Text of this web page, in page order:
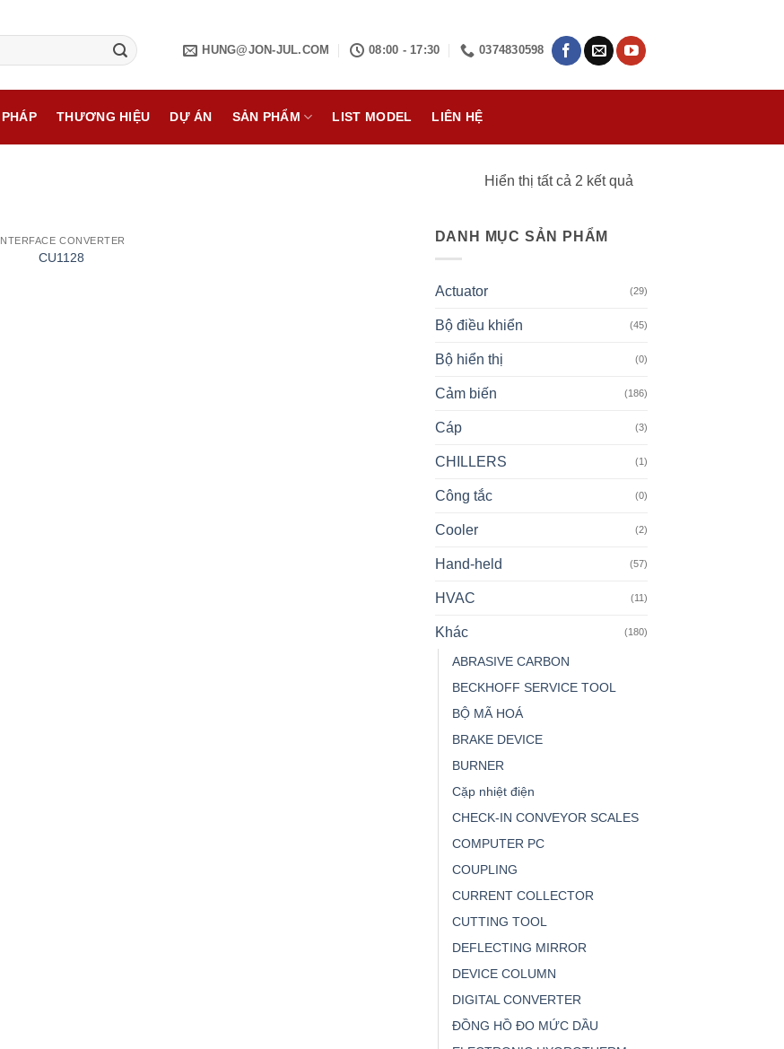
HUNG@JON-JUL.COM 08:00 - 17:30 0374830598
THƯƠNG HIỆU DỰ ÁN SẢN PHẨM LIST MODEL LIÊN HỆ
Hiển thị tất cả 2 kết quả
nhất
CONVERTER
CU1128
DANH MỤC SẢN PHẨM
Actuator (29)
Bộ điều khiển (45)
Bộ hiển thị (0)
Cảm biến (186)
Cáp (3)
CHILLERS (1)
Công tắc (0)
Cooler (2)
Hand-held (57)
HVAC (11)
Khác (180)
ABRASIVE CARBON
BECKHOFF SERVICE TOOL
BỘ MÃ HOÁ
BRAKE DEVICE
BURNER
Cặp nhiệt điện
CHECK-IN CONVEYOR SCALES
COMPUTER PC
COUPLING
CURRENT COLLECTOR
CUTTING TOOL
DEFLECTING MIRROR
DEVICE COLUMN
DIGITAL CONVERTER
ĐỒNG HỒ ĐO MỨC DẦU